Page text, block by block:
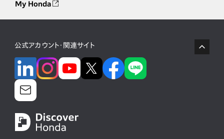
My Honda
公式アカウント・関連サイト